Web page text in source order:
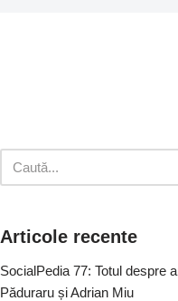
Articole recente
SocialPedia 77: Totul despre
Păduraru și Adrian Miu